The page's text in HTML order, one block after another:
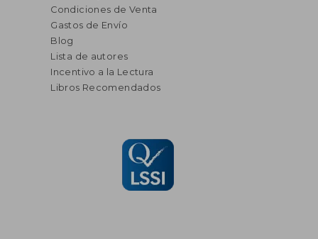
Condiciones de Venta
Gastos de Envío
Blog
Lista de autores
Incentivo a la Lectura
Libros Recomendados